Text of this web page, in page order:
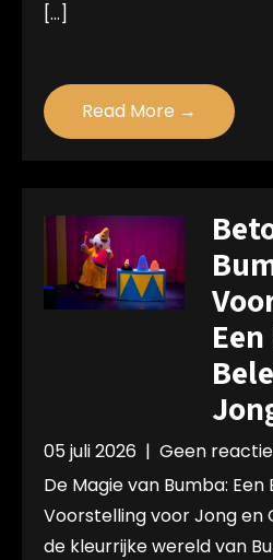
[…]
Read More →
05 juli 2026 | Geen
De Magie van Bumba:
Voorstelling voor Jong en
de kleurrijke wereld van